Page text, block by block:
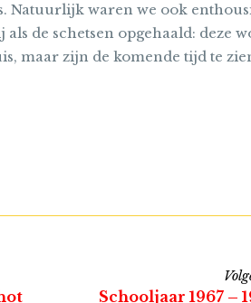
Natuurlijk waren we ook
de schetsen opgehaald: deze
maar zijn de komende tijd te
Schooljaar 1967 –